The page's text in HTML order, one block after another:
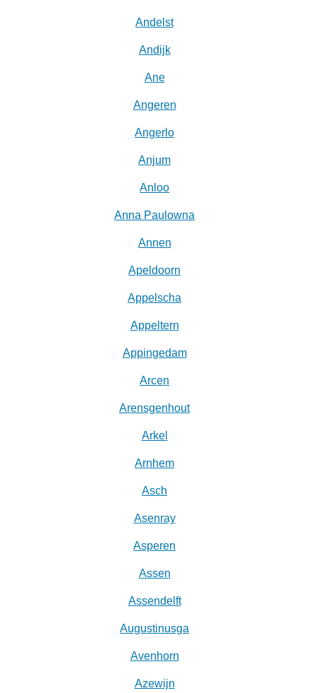
Andelst
Andijk
Ane
Angeren
Angerlo
Anjum
Anloo
Anna Paulowna
Annen
Apeldoorn
Appelscha
Appeltern
Appingedam
Arcen
Arensgenhout
Arkel
Arnhem
Asch
Asenray
Asperen
Assen
Assendelft
Augustinusga
Avenhorn
Azewijn